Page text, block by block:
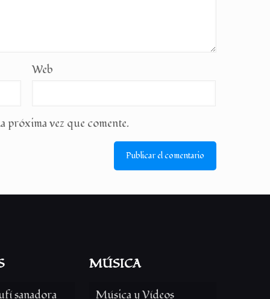
Web
próxima vez que comente.
sanadora
MÚSICA
Música y Vídeos